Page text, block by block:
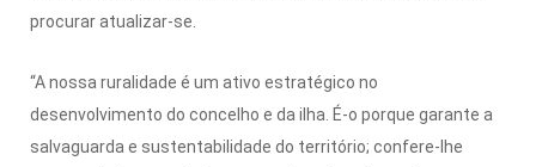
procurar atualizar-se.
“A nossa ruralidade é um ativo estratégico no
desenvolvimento do concelho e da ilha. É-o porque garante a
salvaguarda e sustentabilidade do território; confere-lhe